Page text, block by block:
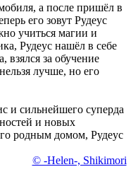
а после пришёл в
его зовут Рудеус
учиться магии и
Рудеус нашёл в себе
за обучение
лучше, но его
и сильнейшего суперда
и новых
родным домом, Рудеус
© -Helen-, Shikimori